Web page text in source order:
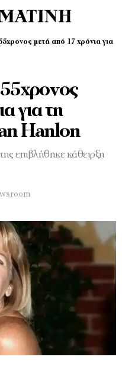
μετά από 17 χρόνια για
για τη
Hanlon
επιβλήθηκε κάθειρξη